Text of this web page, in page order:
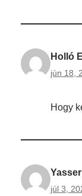
Holló
jún 18,
Hogy
júl 3,